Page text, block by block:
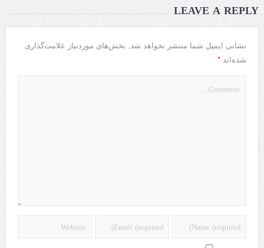
LEAVE A REPLY
نشانی ایمیل شما منتشر نخواهد شد. بخش‌های موردنیاز علامت‌گذاری
شده‌اند *